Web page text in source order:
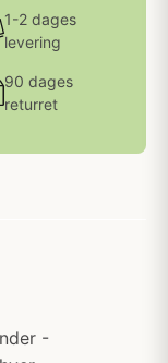
1-2 dages
levering
90 dages
returret
-